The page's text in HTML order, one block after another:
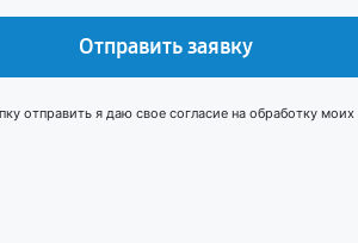
Отправить заявку
отправить я даю свое согласие на обработку моих